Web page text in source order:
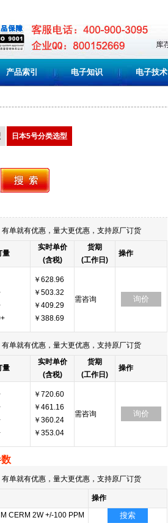
产品索引 电子知识 电子技术
日本5号分类选型
单就有优惠，量大更优惠，支持原厂订货
量
实时单价
(含税)
货期
(工作日)
操作
￥628.96
￥503.32
￥409.29
￥388.69
需咨询 询价
单就有优惠，量大更优惠，支持原厂订货
量
实时单价
(含税)
货期
(工作日)
操作
￥720.60
￥461.16
￥360.24
￥353.04
需咨询 询价
单就有优惠，量大更优惠，支持原厂订货
操作
CERM 2W +/-100 PPM
搜索